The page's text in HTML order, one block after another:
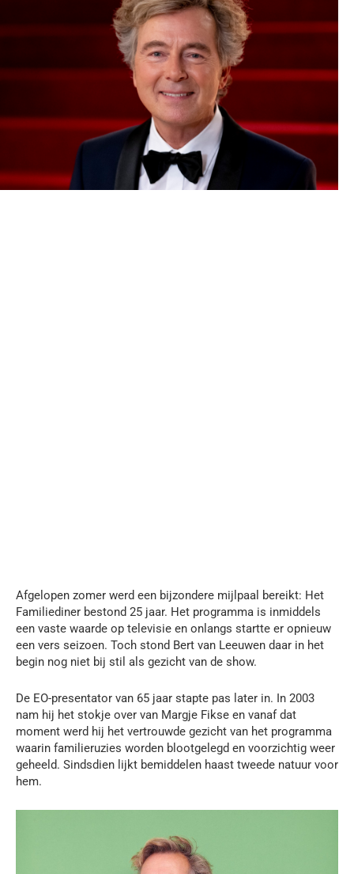
Afgelopen zomer werd een bijzondere mijlpaal bereikt: Het
Familiediner bestond 25 jaar. Het programma is inmiddels
een vaste waarde op televisie en onlangs startte er opnieuw
een vers seizoen. Toch stond Bert van Leeuwen daar in het
begin nog niet bij stil als gezicht van de show.
De EO-presentator van 65 jaar stapte pas later in. In 2003
nam hij het stokje over van Margje Fikse en vanaf dat
moment werd hij het vertrouwde gezicht van het programma
waarin familieruzies worden blootgelegd en voorzichtig weer
geheeld. Sindsdien lijkt bemiddelen haast tweede natuur voor
hem.